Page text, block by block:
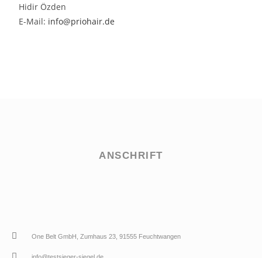
Hidir Özden
E-Mail: info@priohair.de
ANSCHRIFT
One Belt GmbH, Zumhaus 23, 91555 Feuchtwangen